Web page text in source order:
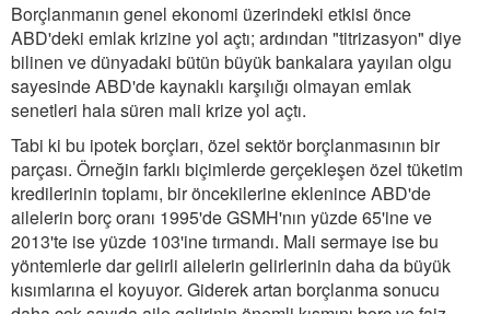
Borçlanmanın genel ekonomi üzerindeki etkisi önce
ABD'deki emlak krizine yol açtı; ardından "titrizasyon" diye
bilinen ve dünyadaki bütün büyük bankalara yayılan olgu
sayesinde ABD'de kaynaklı karşılığı olmayan emlak
senetleri hala süren mali krize yol açtı.
Tabi ki bu ipotek borçları, özel sektör borçlanmasının bir
parçası. Örneğin farklı biçimlerde gerçekleşen özel tüketim
kredilerinin toplamı, bir öncekilerine eklenince ABD'de
ailelerin borç oranı 1995'de GSMH'nın yüzde 65'ine ve
2013'te ise yüzde 103'ine tırmandı. Mali sermaye ise bu
yöntemlerle dar gelirli ailelerin gelirlerinin daha da büyük
kısımlarına el koyuyor. Giderek artan borçlanma sonucu